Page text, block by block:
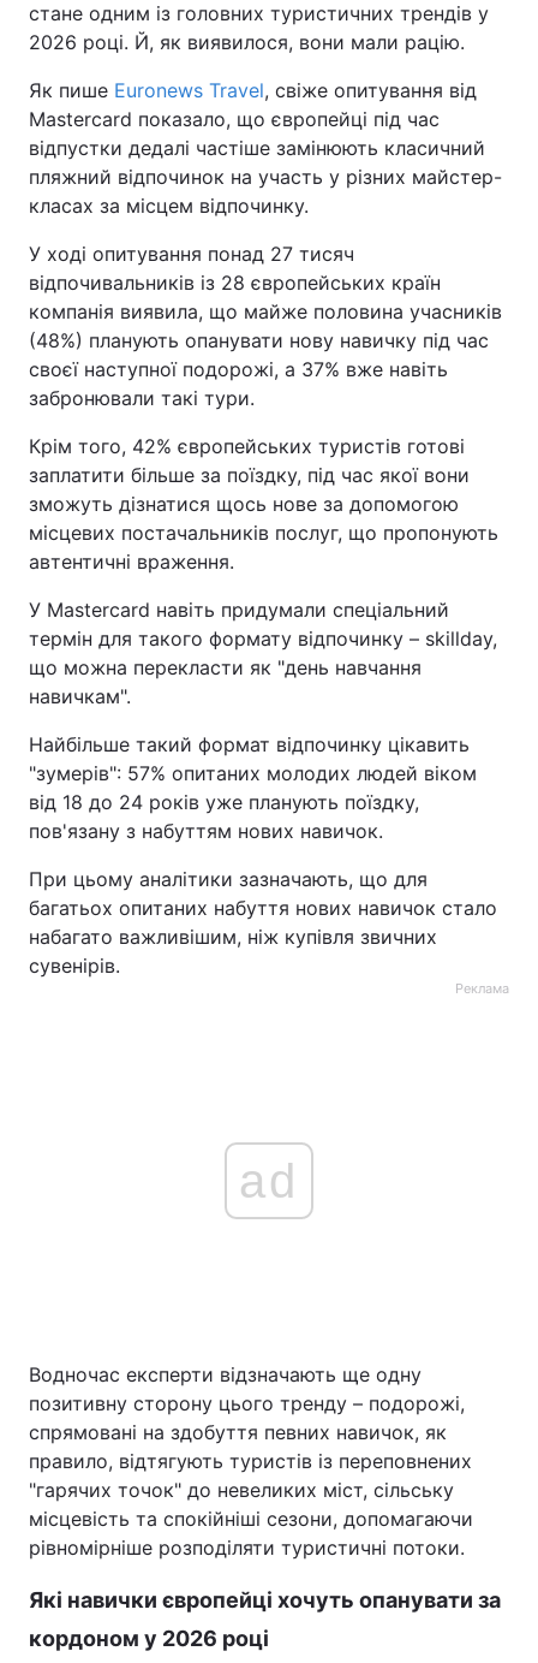
стане одним із головних туристичних трендів у
2026 році. Й, як виявилося, вони мали рацію.
Як пише Euronews Travel, свіже опитування від
Mastercard показало, що європейці під час
відпустки дедалі частіше замінюють класичний
пляжний відпочинок на участь у різних майстер-
класах за місцем відпочинку.
У ході опитування понад 27 тисяч
відпочивальників із 28 європейських країн
компанія виявила, що майже половина учасників
(48%) планують опанувати нову навичку під час
своєї наступної подорожі, а 37% вже навіть
забронювали такі тури.
Крім того, 42% європейських туристів готові
заплатити більше за поїздку, під час якої вони
зможуть дізнатися щось нове за допомогою
місцевих постачальників послуг, що пропонують
автентичні враження.
У Mastercard навіть придумали спеціальний
термін для такого формату відпочинку – skillday,
що можна перекласти як "день навчання
навичкам".
Найбільше такий формат відпочинку цікавить
"зумерів": 57% опитаних молодих людей віком
від 18 до 24 років уже планують поїздку,
пов'язану з набуттям нових навичок.
При цьому аналітики зазначають, що для
багатьох опитаних набуття нових навичок стало
набагато важливішим, ніж купівля звичних
сувенірів.
Реклама
ad
Водночас експерти відзначають ще одну
позитивну сторону цього тренду – подорожі,
спрямовані на здобуття певних навичок, як
правило, відтягують туристів із переповнених
"гарячих точок" до невеликих міст, сільську
місцевість та спокійніші сезони, допомагаючи
рівномірніше розподіляти туристичні потоки.
Які навички європейці хочуть опанувати за
кордоном у 2026 році